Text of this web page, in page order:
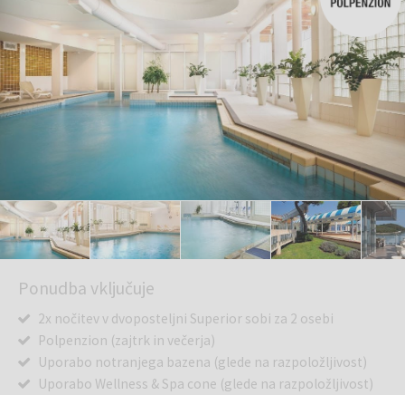
Ponudba vključuje
2x nočitev v dvoposteljni Superior sobi za 2 osebi
Polpenzion (zajtrk in večerja)
Uporabo notranjega bazena (glede na razpoložljivost)
Uporabo Wellness & Spa cone (glede na razpoložljivost)